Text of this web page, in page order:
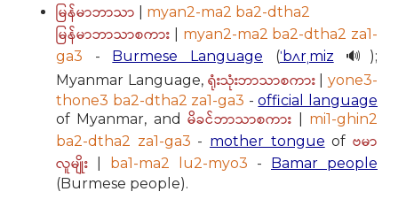
မြန်မာဘာသာ myan2-ma2 ba2-dtha2
မြန်မာဘာသာစကား
myan2-ma2 ba2-dtha2 za1-
ga3 - Burmese Language (ˈbʌrˌmiz 🔊);
Myanmar Language, ရုံးသုံးဘာသာစကား| yone3-
thone3 ba2-dtha2 za1-ga3 -official language
of Myanmar, andမိခင်ဘာသာစကား
mi1-ghin2
ba2-dtha2 za1-ga3 - mother tongue ofဗမာ
လူမျိုး
ba1-ma2 lu2-myo3 - Bamar people
(Burmese people).